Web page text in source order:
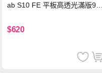
ab S10 FE 平板高透光滿版9H
$620